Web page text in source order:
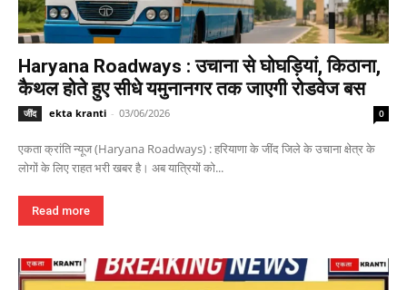
Haryana Roadways : उचाना से घोघड़ियां, किठाना,
कैथल होते हुए सीधे यमुनानगर तक जाएगी रोडवेज बस
जींद ekta kranti - 03/06/2026 0
एकता क्रांति न्यूज (Haryana Roadways) : हरियाणा के जींद जिले के उचाना क्षेत्र के
लोगों के लिए राहत भरी खबर है। अब यात्रियों को...
Read more